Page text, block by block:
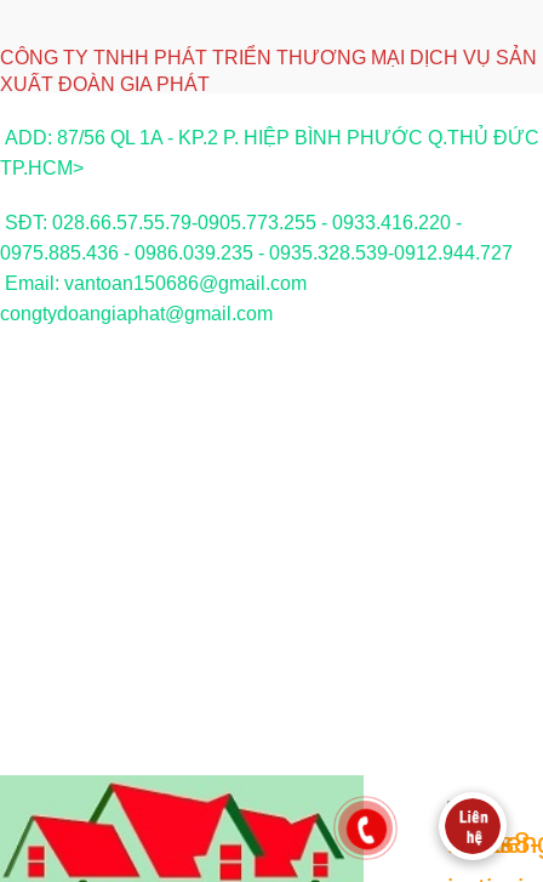
CÔNG TY TNHH PHÁT TRIỂN THƯƠNG MẠI DỊCH VỤ SẢN
XUẤT ĐOÀN GIA PHÁT
ADD: 87/56 QL 1A - KP.2 P. HIỆP BÌNH PHƯỚC Q.THỦ ĐỨC
TP.HCM>
SĐT: 028.66.57.55.79-0905.773.255 - 0933.416.220 -
0975.885.436 - 0986.039.235 - 0935.328.539-0912.944.727
Email: vantoan150686@gmail.com
congtydoangiaphat@gmail.com